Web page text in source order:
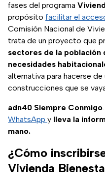
fases del programa
propósito facilitar el
Comisión Nacional de
trata de un proyecto que
sectores de la población
necesidades
alternativa para hacerse
construcciones que se
adn40 Siempre Conmigo
WhatsApp y lleva la
mano.
¿Cómo
Vivienda